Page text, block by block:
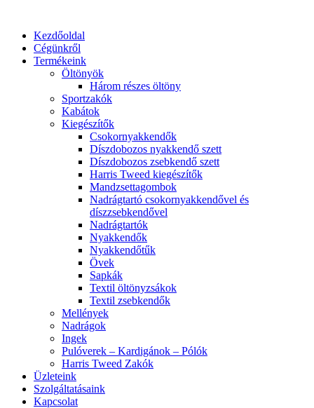
tartalomhozKezdőoldal
Cégünkről
Termékeink
Öltönyök
Három részes öltöny
Sportzakók
Kabátok
Kiegészítők
Csokornyakkendők
Díszdobozos nyakkendő szett
Díszdobozos zsebkendő szett
Harris Tweed kiegészítők
Mandzsettagombok
Nadrágtartó csokornyakkendővel és
díszzsebkendővel
Nadrágtartók
Nyakkendők
Nyakkendőtűk
Övek
Sapkák
Textil öltönyzsákok
Textil zsebkendők
Mellények
Nadrágok
Ingek
Pulóverek – Kardigánok – Pólók
Harris Tweed Zakók
Üzleteink
Szolgáltatásaink
Kapcsolat